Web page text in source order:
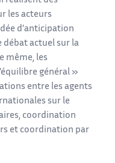
les acteurs
d’anticipation
débat actuel sur la
même, les
général »
entre les agents
sur le
coordination
et coordination par